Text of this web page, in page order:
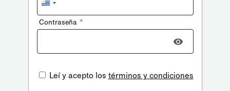
Uruguay
+598
Contraseña *
Leí y acepto los términos y condiciones